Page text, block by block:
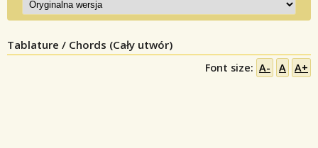
Tablature / Chords (Cały utwór)
Font size: A- A A+